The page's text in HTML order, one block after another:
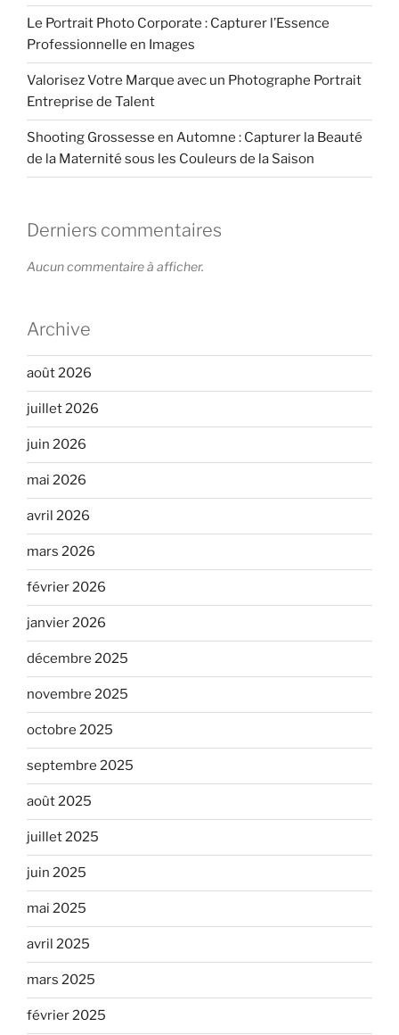
Le Portrait Photo Corporate : Capturer l’Essence
Professionnelle en Images
Valorisez Votre Marque avec un Photographe Portrait
Entreprise de Talent
Shooting Grossesse en Automne : Capturer la Beauté
de la Maternité sous les Couleurs de la Saison
Derniers commentaires
Aucun commentaire à afficher.
Archive
août 2026
juillet 2026
juin 2026
mai 2026
avril 2026
mars 2026
février 2026
janvier 2026
décembre 2025
novembre 2025
octobre 2025
septembre 2025
août 2025
juillet 2025
juin 2025
mai 2025
avril 2025
mars 2025
février 2025